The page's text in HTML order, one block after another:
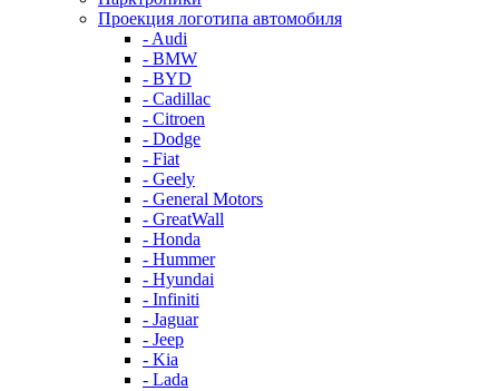
Проекция логотипа автомобиля
- Audi
- BMW
- BYD
- Cadillac
- Citroen
- Dodge
- Fiat
- Geely
- General Motors
- GreatWall
- Honda
- Hummer
- Hyundai
- Infiniti
- Jaguar
- Jeep
- Kia
- Lada